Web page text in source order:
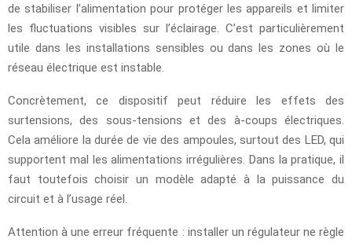
de stabiliser l’alimentation pour protéger les appareils et limiter
les fluctuations visibles sur l’éclairage. C’est particulièrement
utile dans les installations sensibles ou dans les zones où le
réseau électrique est instable.
Concrètement, ce dispositif peut réduire les effets des
surtensions, des sous-tensions et des à-coups électriques.
Cela améliore la durée de vie des ampoules, surtout des LED, qui
supportent mal les alimentations irrégulières. Dans la pratique, il
faut toutefois choisir un modèle adapté à la puissance du
circuit et à l’usage réel.
Attention à une erreur fréquente : installer un régulateur ne règle